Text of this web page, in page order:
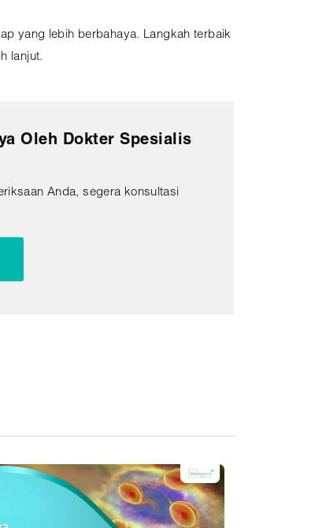
yang lebih berbahaya. Langkah terbaik
lanjut.
Oleh Dokter Spesialis
Anda, segera konsultasi